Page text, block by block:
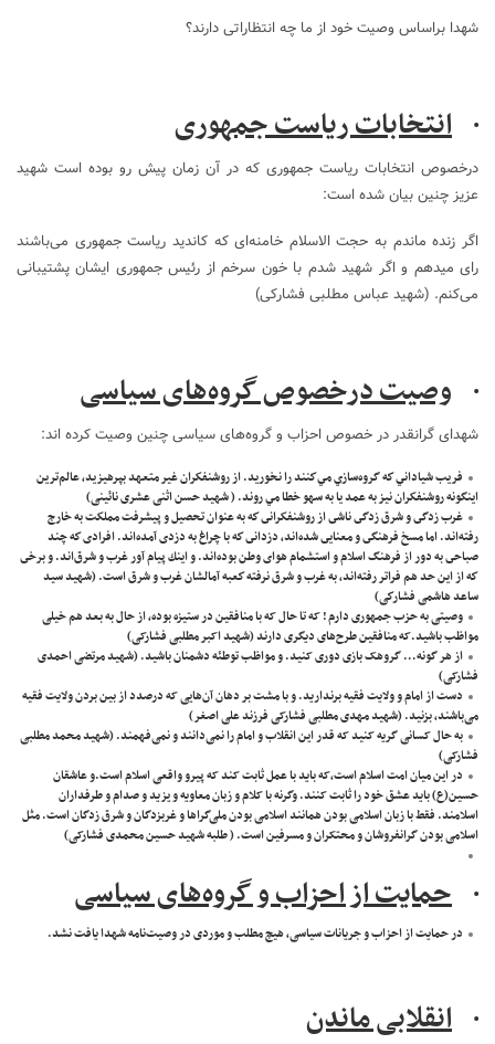
شهدا براساس وصیت خود از ما چه انتظاراتی دارند؟
· انتخابات ریاست جمهوری
درخصوص انتخابات ریاست جمهوری که در آن زمان پیش رو بوده است شهید
عزیز چنین بیان شده است:
اگر زنده ماندم به حجت الاسلام خامنه‌ای که کاندید ریاست جمهوری می‌باشند
رای میدهم و اگر شهید شدم با خون سرخم از رئیس جمهوری ایشان پشتیبانی
می‌کنم. (شهید عباس مطلبی فشارکی)
· وصیت درخصوص گروه‌های سیاسی
شهدای گرانقدر در خصوص احزاب و گروه‌های سیاسی چنین وصیت کرده اند:
فريب شياداني كه گروه‌سازي مي‌كنند را نخوريد. از روشنفكران غير متعهد بپرهيزيد، عالم‌ترين
اينگونه روشنفكران نيز به عمد يا به سهو خطا مي روند. ( شهید حسن اثنی عشری نائینی)
غرب زدگى و شرق زدگى ناشى از روشنفكرانى كه به عنوان تحصيل و پيشرفت مملكت به خارج
رفته‌اند. اما مسخ فرهنگى و معنايى شده‌اند، دزدانى كه با چراغ به دزدى آمده‌اند. افرادى كه چند
صباحى به دور از فرهنگ اسلام و استشمام هواى وطن بوده‌اند. و اينك پيام آور غرب و شرق‌اند. و برخى
كه از اين حد هم فراتر رفته‌اند، به غرب و شرق نرفته كعبه آمالشان غرب و شرق است. (شهید سيد
ساعد هاشمی فشاركی)
وصیتی به حزب جمهوری دارم ! که تا حال که با منافقین در ستیزه بوده، از حال به بعد هم خیلی
مواظب باشید.که منافقین طرح‌های دیگری دارند (شهید اکبر مطلبی فشارکی)
از هر گونه… گروهک بازی دوری کنید. و مواظب توطئه دشمنان باشید. (شهید مرتضی احمدی
فشارکی)
دست از امام و ولایت فقیه برندارید. و با مشت بر دهان آن‌هایی که درصدد از بین بردن ولایت فقیه
می‌باشند، بزنید. (شهید مهدی مطلبی فشارکی فرزند علی اصغر)
به حال کسانی گریه کنید که قدر این انقلاب و امام را نمی‌دانند و نمی‌فهمند. (شهید محمد مطلبی
فشارکی)
در این میان امت اسلام است،که باید با عمل ثابت کند که پیرو واقعی اسلام است.و عاشقان
حسین(ع) باید عشق خود را ثابت کنند. وگرنه با کلام و زبان معاویه و یزید و صدام و طرفداران
اسلامند. فقط با زبان اسلامی بودن همانند اسلامی بودن ملی‌گراها و غربزدگان و شرق زدگان است. مثل
اسلامی بودن گرانفروشان و محتکران و مسرفین است. ( طلبه شهید حسین محمدی فشارکی)
· حمایت از احزاب و گروه‌های سیاسی
در حمایت از احزاب و جریانات سیاسی، هیچ مطلب و موردی در وصیت‌نامه شهدا یافت نشد.
· انقلابی ماندن